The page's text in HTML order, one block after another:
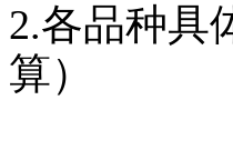
2.各品种具
算）